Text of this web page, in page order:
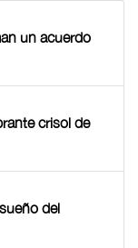
un acuerdo
crisol de
del